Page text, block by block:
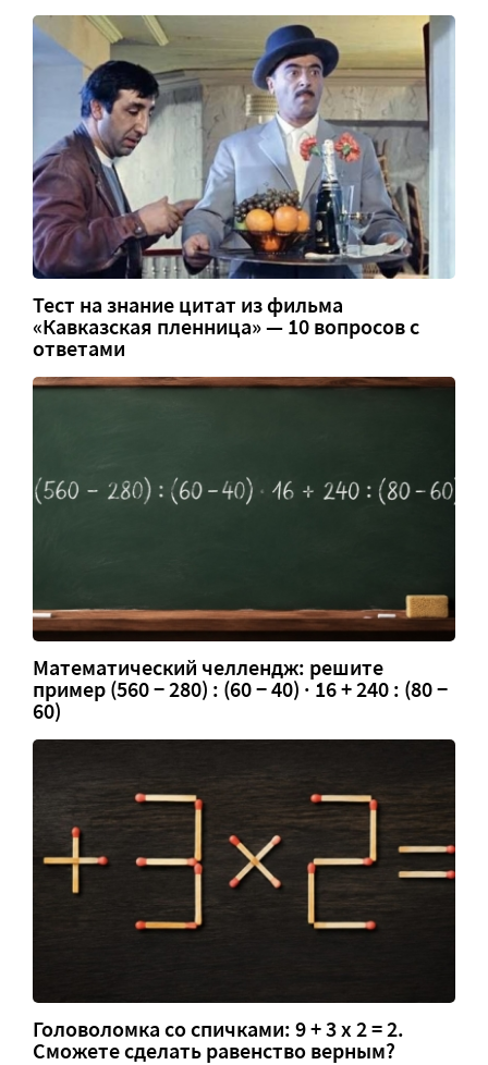
Тест на знание цитат из фильма
«Кавказская пленница» — 10 вопросов с
ответами
Математический челлендж: решите
пример (560 − 280) : (60 − 40) · 16 + 240 : (80 −
60)
Головоломка со спичками: 9 + 3 х 2 = 2.
Сможете сделать равенство верным?